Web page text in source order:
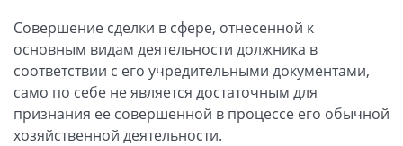
Совершение сделки в сфере, отнесенной к
основным видам деятельности должника в
соответствии с его учредительными документами,
само по себе не является достаточным для
признания ее совершенной в процессе его обычной
хозяйственной деятельности.